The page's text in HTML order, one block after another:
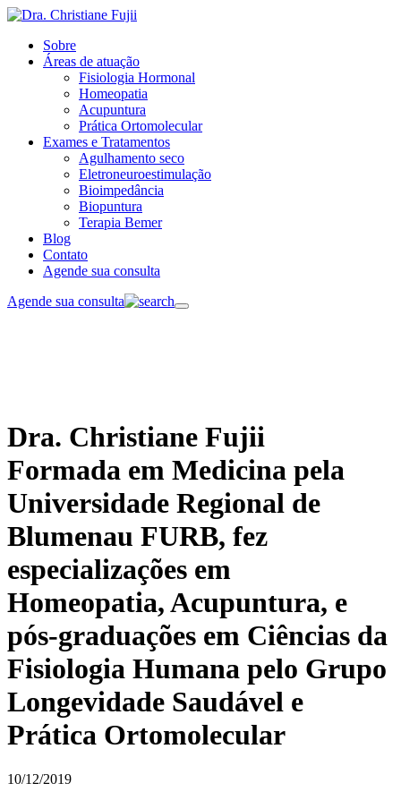
Sobre
Áreas de atuação
Fisiologia Hormonal
Homeopatia
Acupuntura
Prática Ortomolecular
Exames e Tratamentos
Agulhamento seco
Eletroneuroestimulação
Bioimpedância
Biopuntura
Terapia Bemer
Blog
Contato
Agende sua consulta
Agende sua consulta
Dra. Christiane Fujii
Formada em Medicina pela
Universidade Regional de
Blumenau FURB, fez
especializações em
Homeopatia, Acupuntura, e
pós-graduações em Ciências da
Fisiologia Humana pelo Grupo
Longevidade Saudável e
Prática Ortomolecular
10/12/2019